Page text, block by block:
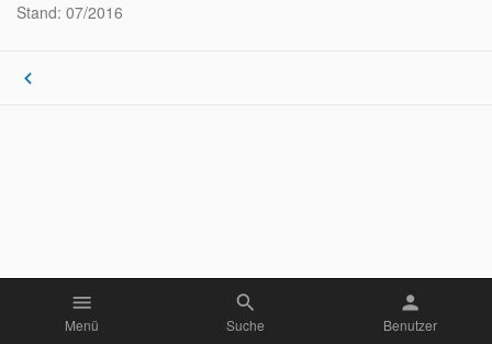
Stand: 07/2016
keyboard_arrow_left
menu
Menü
search
Suche
person
Benutzer